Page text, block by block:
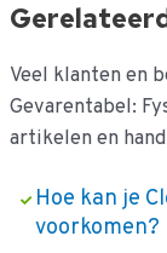
Veel klanten en
Gevarentabel:
artikelen en
Hoe kan je
voorkomen?